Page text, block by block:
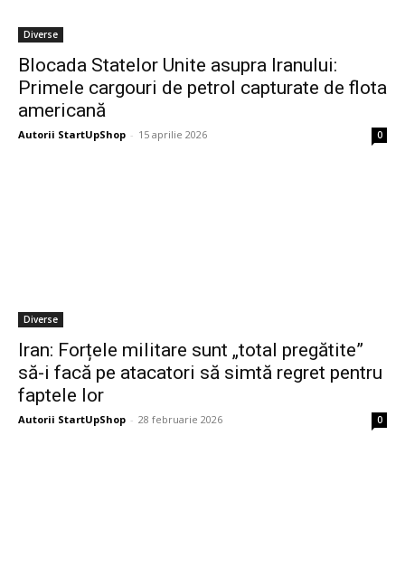
Diverse
Blocada Statelor Unite asupra Iranului:
Primele cargouri de petrol capturate de flota
americană
Autorii StartUpShop - 15 aprilie 2026 0
Diverse
Iran: Forțele militare sunt „total pregătite”
să-i facă pe atacatori să simtă regret pentru
faptele lor
Autorii StartUpShop - 28 februarie 2026 0